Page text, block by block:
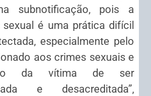
subnotificação, pois a
é uma prática difícil
especialmente pelo
aos crimes sexuais e
da vítima de ser
e desacreditada”,